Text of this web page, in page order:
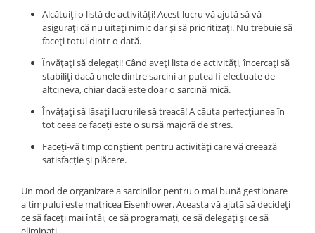
Alcătuiți o listă de activități! Acest lucru vă ajută să vă
asigurați că nu uitați nimic dar și să prioritizați. Nu trebuie să
faceți totul dintr-o dată.
Învățați să delegați! Când aveți lista de activități, încercați să
stabiliți dacă unele dintre sarcini ar putea fi efectuate de
altcineva, chiar dacă este doar o sarcină mică.
Învățați să lăsați lucrurile să treacă! A căuta perfecțiunea în
tot ceea ce faceți este o sursă majoră de stres.
Faceți-vă timp conștient pentru activități care vă creează
satisfacție și plăcere.
Un mod de organizare a sarcinilor pentru o mai bună gestionare
a timpului este matricea Eisenhower. Aceasta vă ajută să decideți
ce să faceți mai întâi, ce să programați, ce să delegați și ce să